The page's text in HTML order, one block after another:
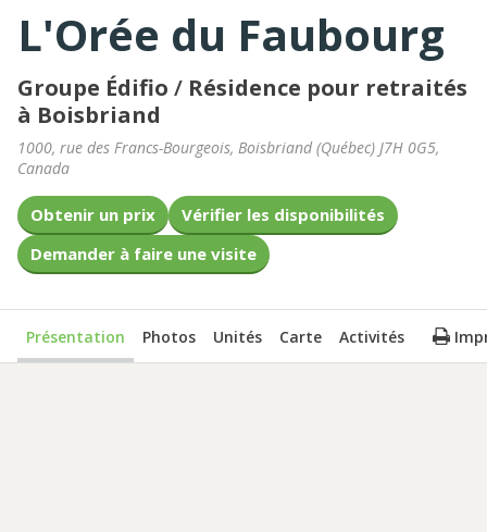
L'Orée du Faubourg
Groupe Édifio / Résidence pour retraités
à Boisbriand
1000, rue des Francs-Bourgeois, Boisbriand(Québec) J7H 0G5,
Canada
Obtenir un prix
Vérifier les disponibilités
Demander à faire une visite
Présentation Photos Unités Carte Activités